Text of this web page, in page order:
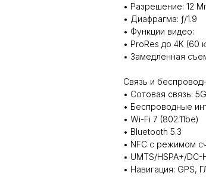
• Разрешение: 12
• Диафрагма: ƒ/1.9
• Функции видео:
• ProRes до 4K (60
• Замедленная
Связь и
• Сотовая связь:
• Беспроводные
• Wi-Fi 7 (802.11be)
• Bluetooth 5.3
• NFC с режимом
• UMTS/HSPA+/DC-
• Навигация: GPS,